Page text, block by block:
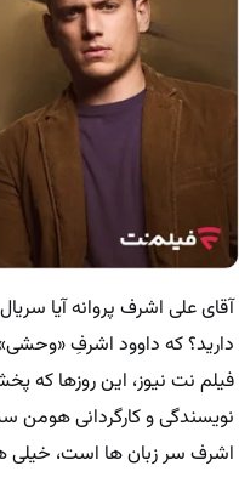
آقای علی اشرف پروانه آیا
دارید؟ که داوود اشرفِ
فیلم نت نیوز، این روزها
نویسندگی و کارگردانی هومن
اشرف سر زبان ها است، خیلی